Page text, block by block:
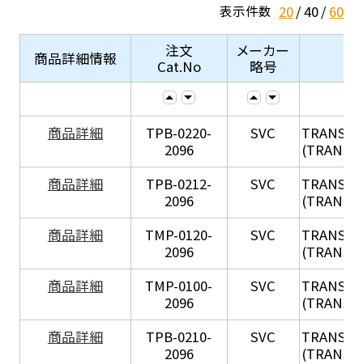
表示件数 20 40 60
商品詳細情報
注文
Cat.No
メーカー
略号
商品詳細
TPB-0220-
2096
SVC TRANSIL
商品詳細
TPB-0212-
2096
SVC TRANSIL
商品詳細
TMP-0120-
2096
SVC TRANSIL
商品詳細
TMP-0100-
2096
SVC TRANSIL
商品詳細
TPB-0210-
2096
SVC TRANSIL